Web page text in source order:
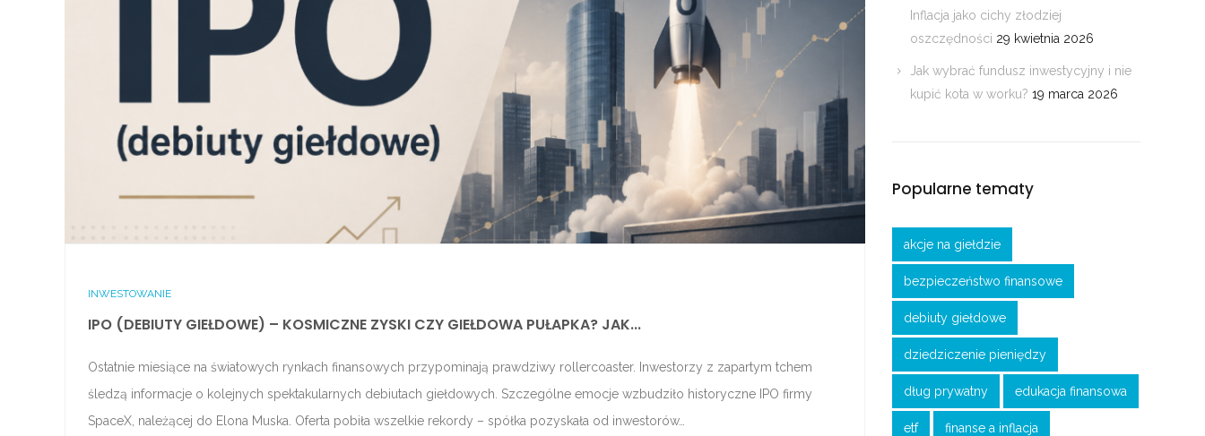
INWESTOWANIE
IPO (DEBIUTY GIEŁDOWE) – KOSMICZNE ZYSKI CZY GIEŁDOWA PUŁAPKA? JAK...
Ostatnie miesiące na światowych rynkach finansowych przypominają prawdziwy rollercoaster. Inwestorzy z zapartym tchem
śledzą informacje o kolejnych spektakularnych debiutach giełdowych. Szczególne emocje wzbudziło historyczne IPO firmy
SpaceX, należącej do Elona Muska. Oferta pobiła wszelkie rekordy – spółka pozyskała od inwestorów…
Inflacja jako cichy złodziej
oszczędności 29 kwietnia 2026
Jak wybrać fundusz inwestycyjny i nie
kupić kota w worku? 19 marca 2026
Popularne tematy
akcje na giełdzie
bezpieczeństwo finansowe
debiuty giełdowe
dziedziczenie pieniędzy
dług prywatny edukacja finansowa
etf finanse a inflacja